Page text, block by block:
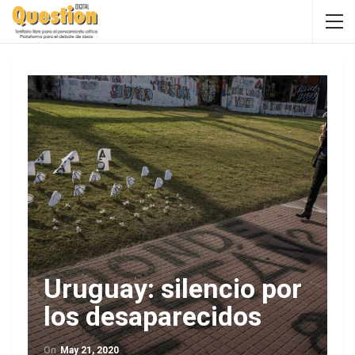
Uruguay: silencio por
los desaparecidos
OnMay 21, 2020